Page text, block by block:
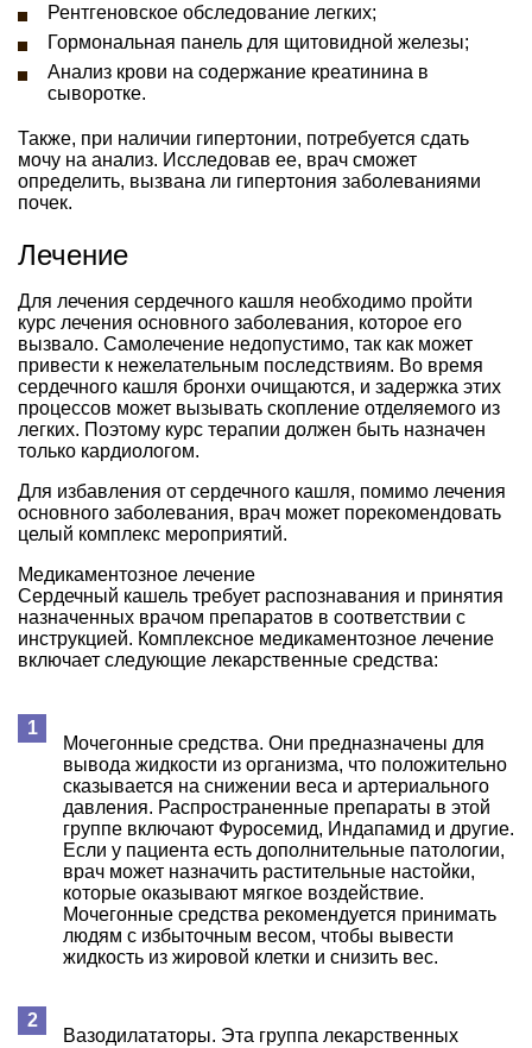
Рентгеновское обследование легких;
Гормональная панель для щитовидной железы;
Анализ крови на содержание креатинина в
сыворотке.
Также, при наличии гипертонии, потребуется сдать
мочу на анализ. Исследовав ее, врач сможет
определить, вызвана ли гипертония заболеваниями
почек.
Лечение
Для лечения сердечного кашля необходимо пройти
курс лечения основного заболевания, которое его
вызвало. Самолечение недопустимо, так как может
привести к нежелательным последствиям. Во время
сердечного кашля бронхи очищаются, и задержка этих
процессов может вызывать скопление отделяемого из
легких. Поэтому курс терапии должен быть назначен
только кардиологом.
Для избавления от сердечного кашля, помимо лечения
основного заболевания, врач может порекомендовать
целый комплекс мероприятий.
Медикаментозное лечение
Сердечный кашель требует распознавания и принятия
назначенных врачом препаратов в соответствии с
инструкцией. Комплексное медикаментозное лечение
включает следующие лекарственные средства:
Мочегонные средства. Они предназначены для
вывода жидкости из организма, что положительно
сказывается на снижении веса и артериального
давления. Распространенные препараты в этой
группе включают Фуросемид, Индапамид и другие.
Если у пациента есть дополнительные патологии,
врач может назначить растительные настойки,
которые оказывают мягкое воздействие.
Мочегонные средства рекомендуется принимать
людям с избыточным весом, чтобы вывести
жидкость из жировой клетки и снизить вес.
Вазодилататоры. Эта группа лекарственных